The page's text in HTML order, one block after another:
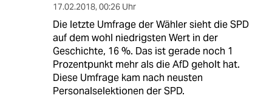
17.02.2018, 00:26 Uhr
Die letzte Umfrage der Wähler sieht die SPD
auf dem wohl niedrigsten Wert in der
Geschichte, 16 %. Das ist gerade noch 1
Prozentpunkt mehr als die AfD geholt hat.
Diese Umfrage kam nach neusten
Personalselektionen der SPD.